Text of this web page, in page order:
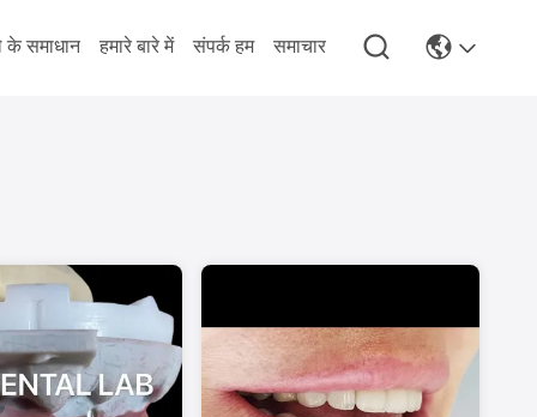
के समाधान हमारे बारे में संपर्क हम समाचार